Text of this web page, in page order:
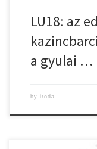
LU18: az
a gyulai …
by iroda